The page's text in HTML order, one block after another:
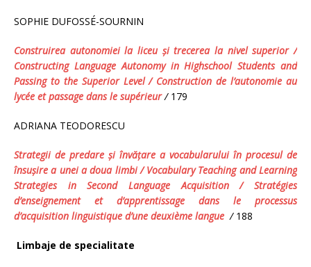
SOPHIE DUFOSSÉ-SOURNIN
Construirea autonomiei la liceu şi trecerea la nivel superior /
Constructing Language Autonomy in Highschool Students and
Passing to the Superior Level/ Construction de l’autonomie au
lycée et passage dans le supérieur / 179
ADRIANA TEODORESCU
Strategii de predare şi învăţare a vocabularuluiîn procesul de
însuşire a unei adoua limbi /Vocabulary Teaching and Learning
Strategies in Second Language Acquisition / Stratégies
d’enseignement et d’apprentissage dans le processus
d’acquisition linguistique d’une deuxième langue /188
Limbaje de specialitate